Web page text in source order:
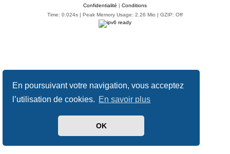
En poursuivant votre navigation, vous acceptez
l’utilisation de cookies. En savoir plus
OK
Confidentialité | Conditions
Time: 0.024s | Peak Memory Usage: 2.26 Mio | GZIP: Off